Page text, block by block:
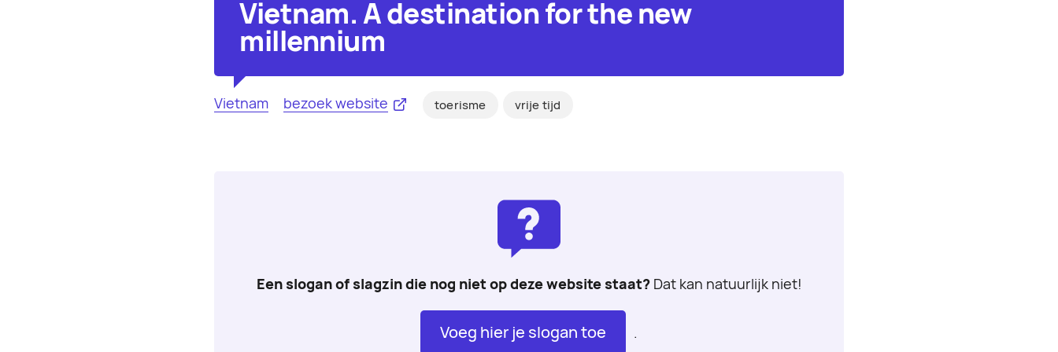
Vietnam. A destination for the new
millennium
Vietnam bezoek website toerisme vrije tijd
Een slogan of slagzin die nog niet op deze website staat?Dat kan natuurlijk niet!
Voeg hier je slogan toe .